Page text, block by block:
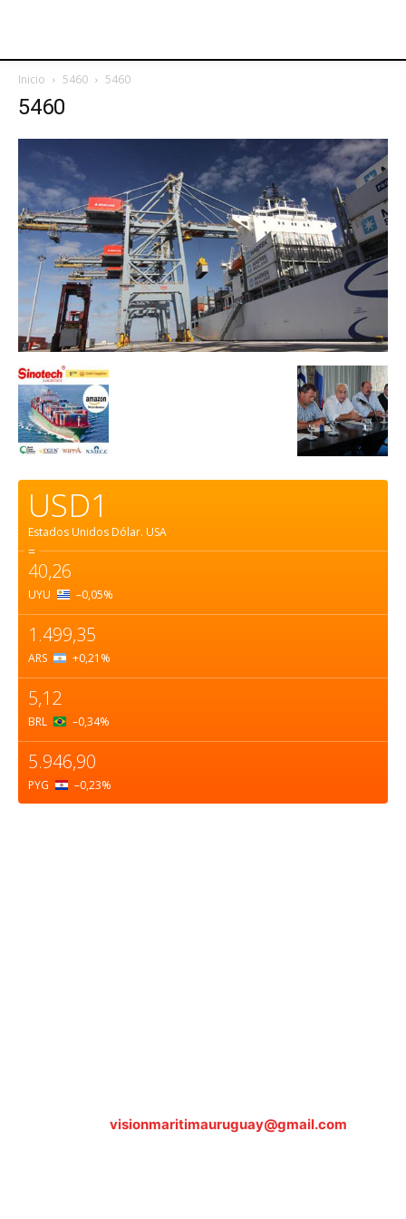
Inicio 5460 5460
5460
USD1
Estados Unidos Dólar. USA
=
40,26
UYU –0,05%
1.499,35
ARS +0,21 %
5,12
BRL –0,34%
5.946,90
PYG –0,23%
visionmaritimauruguay@gmail.com